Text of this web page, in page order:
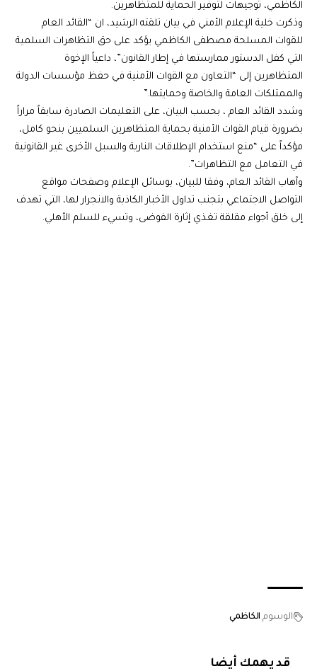
الكاظمي، توجيهات لتوفير الحماية للمتظاهرين.
وذكرت خلية الإعلام الأمني في بيان تلقته الرشيد، ان “القائد العام
للقوات المسلحة مصطفى الكاظمي يؤكد على حق التظاهرات السلمية
التي كفل الدستور ممارستها في إطار القانون”، داعياً الإخوة
المتظاهرين إلى “التعاون مع القوات الأمنية في حفظ مؤسسات الدولة
والممتلكات العامة والخاصة وحمايتها.”
وشدد القائد العام ، بحسب البيان، على التعليمات الصادرة سابقاً مراراً
بضرورة قيام القوات الأمنية بحماية المتظاهرين السلميين بنحو كامل،
مؤكداً على “منع استخدام الإطلاقات النارية والسبل الأخرى غير القانونية
في التعامل مع التظاهرات”.
وآهاب القائد العام، وفقا للبيان، بوسائل الإعلام وصفحات مواقع
التواصل الاجتماعي بتجنب تداول الأخبار الكاذبة والانجرار لها، التي تهدف
إلى خلق أجواء مقلقة تغذي إثارة الفوضى، وتسيء للسلم الأهلي.
الوسوم الكاظمي
قد يهمك أيضا